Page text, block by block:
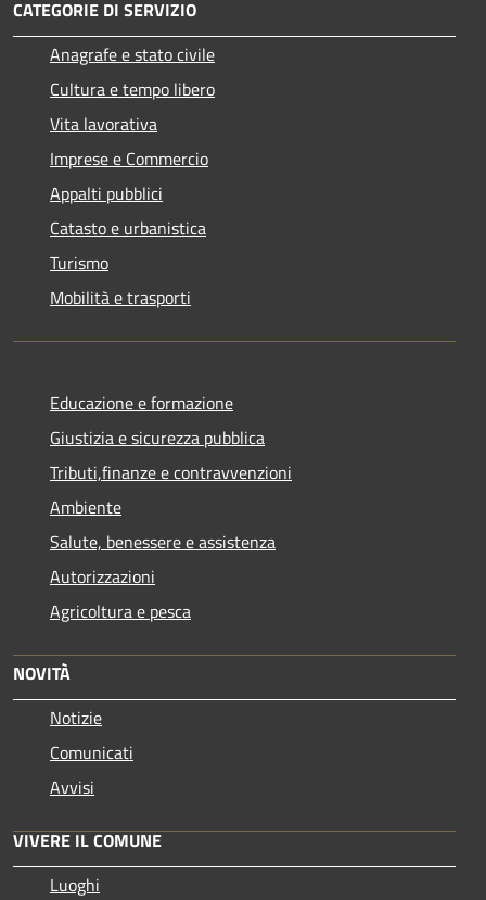
CATEGORIE DI SERVIZIO
Anagrafe e stato civile
Cultura e tempo libero
Vita lavorativa
Imprese e Commercio
Appalti pubblici
Catasto e urbanistica
Turismo
Mobilità e trasporti
Educazione e formazione
Giustizia e sicurezza pubblica
Tributi,finanze e contravvenzioni
Ambiente
Salute, benessere e assistenza
Autorizzazioni
Agricoltura e pesca
NOVITÀ
Notizie
Comunicati
Avvisi
VIVERE IL COMUNE
Luoghi